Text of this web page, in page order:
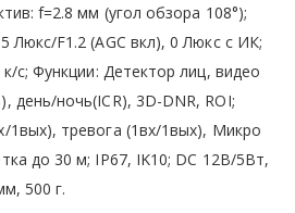
f=2.8 мм (угол обзора 108°);
Люкс/F1.2 (AGC вкл), 0 Люкс с ИК;
с; Функции: Детектор лиц, видео
день/ночь(ICR), 3D-DNR, ROI;
1вых), тревога (1вх/1вых), Микро
до 30 м; IP67, IK10; DC 12В/5Вт,
500 г.